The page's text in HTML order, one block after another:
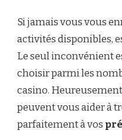
Si jamais vous vous
activités disponibles,
Le seul inconvénient
choisir parmi les
casino.
peuvent vous aider à
parfaitement à vos